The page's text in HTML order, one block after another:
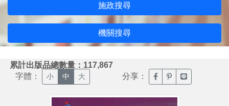
施政搜尋
機關搜尋
累計出版品總數量：117,867
字體： 小 中 大 分享： 臉書分享(另開新視窗)
噗浪分享(另開新
Line分享(另